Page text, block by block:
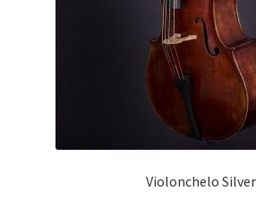
Violonchelo Silver